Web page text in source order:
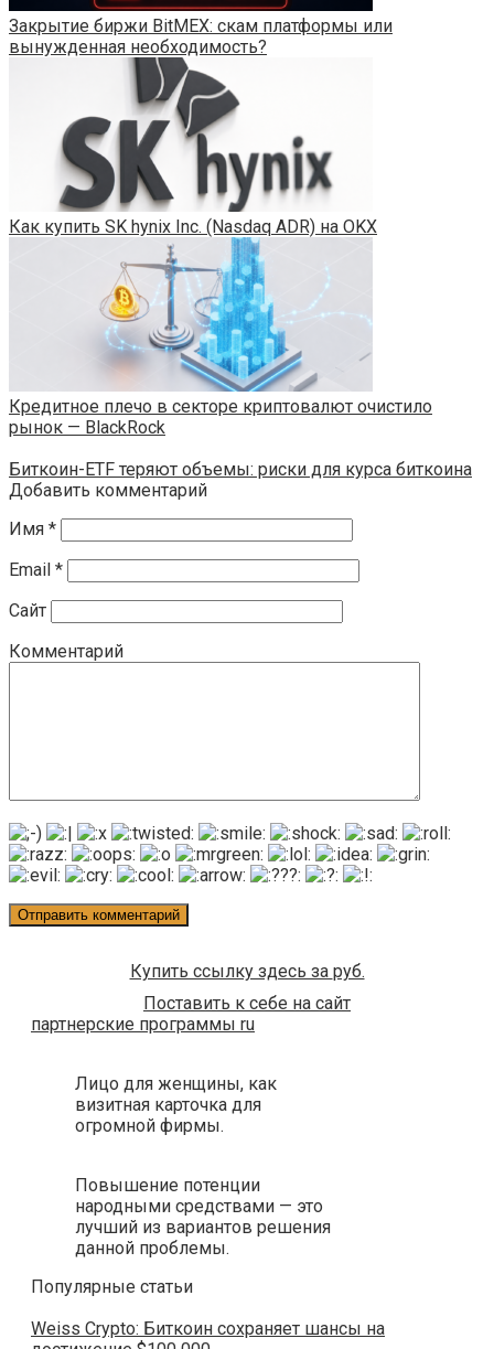
Закрытие биржи BitMEX: скам платформы или
вынужденная необходимость?
Как купить SK hynix Inc. (Nasdaq ADR) на OKX
Кредитное плечо в секторе криптовалют очистило
рынок — BlackRock
Биткоин-ETF теряют объемы: риски для курса биткоина
Добавить комментарий
Имя *
Email *
Сайт
Комментарий
Купить ссылку здесь за руб.
Поставить к себе на сайт
партнерские программы ru
Лицо для женщины, как
визитная карточка для
огромной фирмы.
Повышение потенции
народными средствами — это
лучший из вариантов решения
данной проблемы.
Популярные статьи
Weiss Crypto: Биткоин сохраняет шансы на